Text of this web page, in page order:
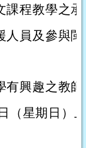
課程教學之
人員及參與
有興趣之教
（星期日）